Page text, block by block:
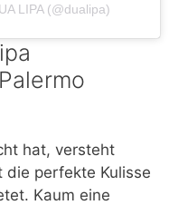
LIPA (@dualipa)
hat, versteht
perfekte Kulisse
Kaum eine